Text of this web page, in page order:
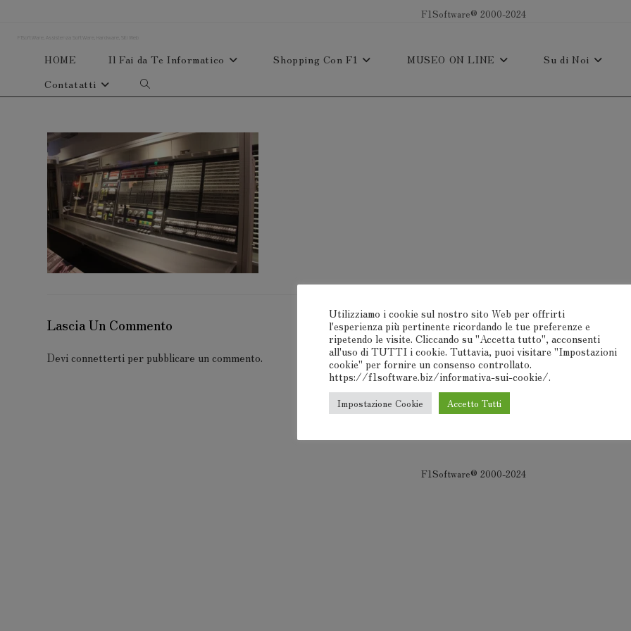
contenuto
F1Software® 2000-2024
F1SoftWare, Assistenza SoftWare, Hardware, Siti Web
HOME Il Fai da Te Informatico Shopping Con F1 MUSEO ON LINE Su di Noi
Contatatti
Attiva/disattiva
ricerca
sul
sito
web
Lascia Un Commento
Deviconnetterti per pubblicare un commento.
F1Software® 2000-2024
Utilizziamo i cookie sul nostro sito Web per offrirti
l'esperienza più pertinente ricordando le tue preferenze e
ripetendo le visite. Cliccando su "Accetta tutto", acconsenti
all'uso di TUTTI i cookie. Tuttavia, puoi visitare "Impostazioni
cookie" per fornire un consenso controllato.
https://f1software.biz/informativa-sui-cookie/.
Impostazione Cookie Accetto Tutti